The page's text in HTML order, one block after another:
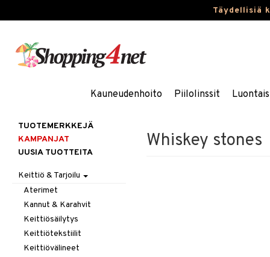
Täydellisiä
Kauneudenhoito Piilolinssit
Whiskey stones
TUOTEMERKKEJÄ
KAMPANJAT
UUSIA TUOTTEITA
Keittiö & Tarjoilu
Aterimet
Kannut & Karahvit
Keittiösäilytys
Keittiötekstiilit
Keittiövälineet